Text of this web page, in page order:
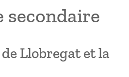
secondaire
de Llobregat et la